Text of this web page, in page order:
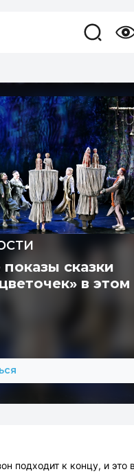
сказки
в этом
подходит к концу, и это